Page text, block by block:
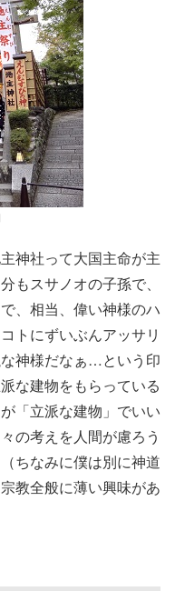
神社って大国主命が主
もスサノオの子孫で、
、相当、偉い神様のハ
トにずいぶんアッサリ
神様だなぁ…という印
な建物をもらっている
「立派な建物」でいい
の考えを人間が慮ろう
ちなみに僕は別に神道
教全般に薄い興味があ